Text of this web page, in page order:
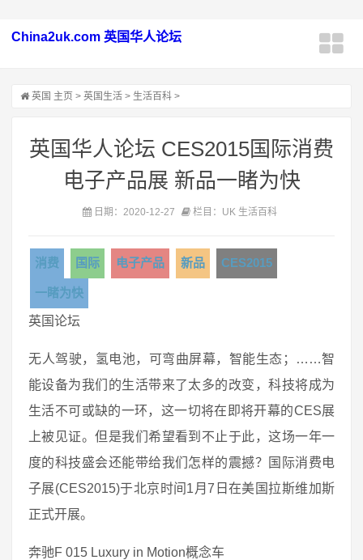
China2uk.com 英国华人论坛
英国 主页 > 英国生活 > 生活百科 >
英国华人论坛 CES2015国际消费
电子产品展 新品一睹为快
日期：2020-12-27 栏目：UK 生活百科
消费 国际 电子产品 新品 CES2015
一睹为快
英国论坛
无人驾驶，氢电池，可弯曲屏幕，智能生态；……智
能设备为我们的生活带来了太多的改变，科技将成为
生活不可或缺的一环，这一切将在即将开幕的CES展
上被见证。但是我们希望看到不止于此，这场一年一
度的科技盛会还能带给我们怎样的震撼？国际消费电
子展(CES2015)于北京时间1月7日在美国拉斯维加斯
正式开展。
奔驰F 015 Luxury in Motion概念车